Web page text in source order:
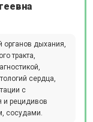
органов дыхания,
тракта,
сердца,
с
и рецидивов
сосудами.